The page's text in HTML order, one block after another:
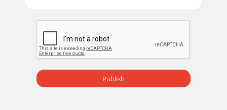
Pagina 21 - Disturbi - Cause - Rimedio
28PT• O fundo do poço deve ser periodicamen-te limpo de
tam-bém devem ser limpas. • Os d
Pagina 22 - Conteúdo
29PTpois cada uma destas possibilidades implica que
ocorram defeitos nas vedações, na roda livre, no motor, ou
em outras peças. Mesmo bombas de água
Publish